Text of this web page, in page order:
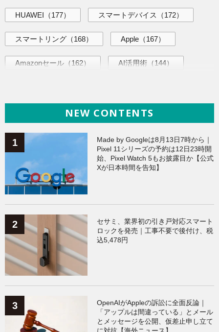
HUAWEI （177） スマートデバイス （172）
スマートリング （168） Apple （167）
Amazonセール （162） AI活用術 （144）
ガジェット（134）
Galaxy（133） ワークアウト （131）
AppleWatchアクセサリー（123） Fitbit（121）
Xiaomi（118）
NEW CONTENTS
Made by Googleは8月13日7時から｜
Pixel 11シリーズの予約は12日23時開
始、Pixel Watch 5もお披露目か【公式
Xが日本時間を告知】
セサミ、業界初の引き戸対応スマート
ロックを発売｜工事不要で後付け、税
込5,478円
OpenAIがAppleの訴訟に全面反論｜
「アップルは間違っている」とメール
とメッセージを公開、仮差止申し立て